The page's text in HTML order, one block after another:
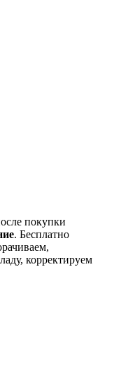
покупки
. Бесплатно
корректируем